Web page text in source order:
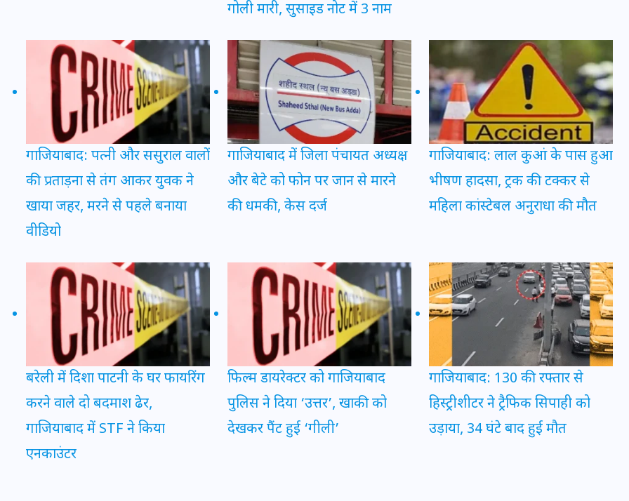
गोली मारी, सुसाइड नोट में 3 नाम
गाजियाबाद: पत्नी और ससुराल वालों
की प्रताड़ना से तंग आकर युवक ने
खाया जहर, मरने से पहले बनाया
वीडियो
गाजियाबाद में जिला पंचायत अध्यक्ष
और बेटे को फोन पर जान से मारने
की धमकी, केस दर्ज
गाजियाबाद: लाल कुआं के पास हुआ
भीषण हादसा, ट्रक की टक्कर से
महिला कांस्टेबल अनुराधा की मौत
बरेली में दिशा पाटनी के घर फायरिंग
करने वाले दो बदमाश ढेर,
गाजियाबाद में STF ने किया
एनकाउंटर
फिल्म डायरेक्टर को गाजियाबाद
पुलिस ने दिया ‘उत्तर’, खाकी को
देखकर पैंट हुई ‘गीली’
गाजियाबाद: 130 की रफ्तार से
हिस्ट्रीशीटर ने ट्रैफिक सिपाही को
उड़ाया, 34 घंटे बाद हुई मौत
मन के हारे हार है!
19 सितम्बर 2024
मन के हारे हार है!
19 सितम्बर 2024